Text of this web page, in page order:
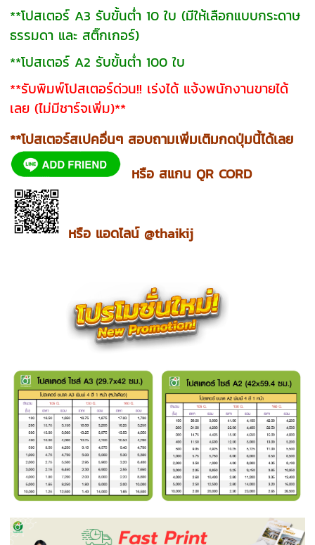
**โปสเตอร์ A3 รับขั้นต่ำ 10 ใบ (มีให้เลือกแบบกระดาษ
ธรรมดา และ สติ๊กเกอร์)
**โปสเตอร์ A2 รับขั้นต่ำ 100 ใบ
**รับพิมพ์โปสเตอร์ด่วน!! เร่งได้ แจ้งพนักงานขายได้
เลย (ไม่มีชาร์จเพิ่ม)**
**โปสเตอร์สเปคอื่นๆ สอบถามเพิ่มเติมกดปุ่มนี้ได้เลย
หรือ สแกน QR CORD
หรือ แอดไลน์ @thaikij